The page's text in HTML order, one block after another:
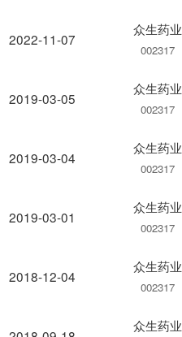
2022-11-07
2019-03-05
2019-03-04
2019-03-01
2018-12-04
众生药业
002317
众生药业
002317
众生药业
002317
众生药业
002317
众生药业
002317
众生药业